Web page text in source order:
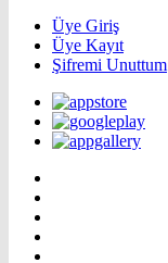
Üye Giriş
Üye Kayıt
Şifremi Unuttum